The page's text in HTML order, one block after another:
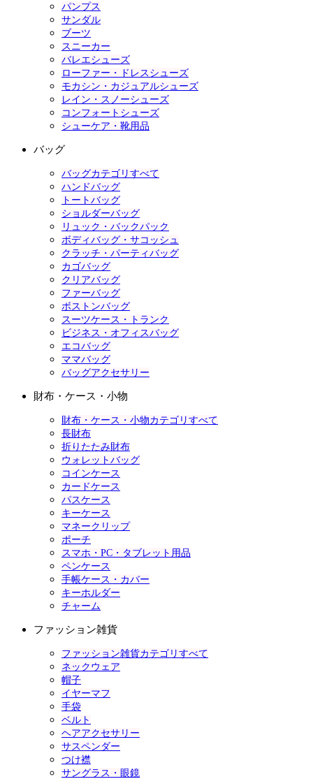
パンプス
サンダル
ブーツ
スニーカー
バレエシューズ
ローファー・ドレスシューズ
モカシン・カジュアルシューズ
レイン・スノーシューズ
コンフォートシューズ
シューケア・靴用品
バッグ
バッグカテゴリすべて
ハンドバッグ
トートバッグ
ショルダーバッグ
リュック・バックパック
ボディバッグ・サコッシュ
クラッチ・パーティバッグ
カゴバッグ
クリアバッグ
ファーバッグ
ボストンバッグ
スーツケース・トランク
ビジネス・オフィスバッグ
エコバッグ
ママバッグ
バッグアクセサリー
財布・ケース・小物
財布・ケース・小物カテゴリすべて
長財布
折りたたみ財布
ウォレットバッグ
コインケース
カードケース
パスケース
キーケース
マネークリップ
ポーチ
スマホ・PC・タブレット用品
ペンケース
手帳ケース・カバー
キーホルダー
チャーム
ファッション雑貨
ファッション雑貨カテゴリすべて
ネックウェア
帽子
イヤーマフ
手袋
ベルト
ヘアアクセサリー
サスペンダー
つけ襟
サングラス・眼鏡